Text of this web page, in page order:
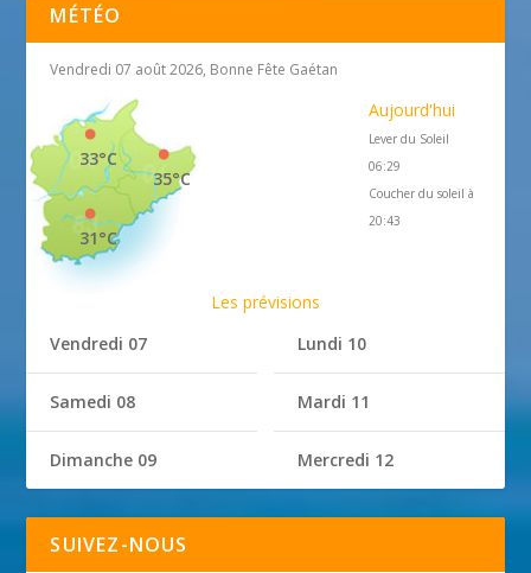
MÉTÉO
Vendredi 07 août 2026, Bonne Fête Gaétan
35°C
33°C
31°C
Aujourd'hui
Lever du Soleil
06:29
Coucher du soleil à
20:43
Les prévisions
Vendredi 07
Samedi 08
Dimanche 09
Lundi 10
Mardi 11
Mercredi 12
SUIVEZ-NOUS